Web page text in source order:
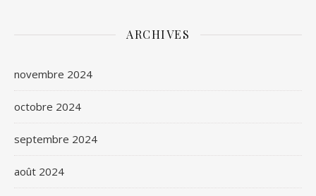
ARCHIVES
novembre 2024
octobre 2024
septembre 2024
août 2024